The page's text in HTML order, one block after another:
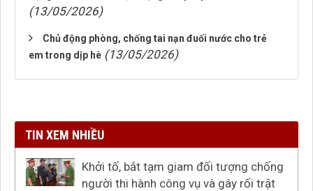
(13/05/2026)
Chủ động phòng, chống tai nạn đuối nước cho trẻ
em trong dịp hè (13/05/2026)
TIN XEM NHIỀU
Khởi tố, bắt tạm giam đối tượng chống
người thi hành công vụ và gây rối trật